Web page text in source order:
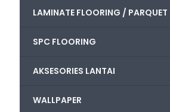
LAMINATE FLOORING / PARQUET
SPC FLOORING
AKSESORIES LANTAI
WALLPAPER